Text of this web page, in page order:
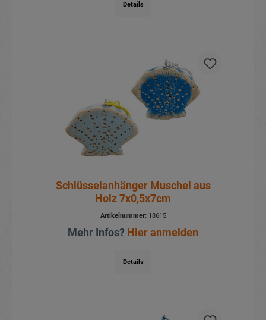
Details
Schlüsselanhänger Muschel aus
Holz 7x0,5x7cm
Artikelnummer:18615
Mehr Infos? Hier anmelden
Details